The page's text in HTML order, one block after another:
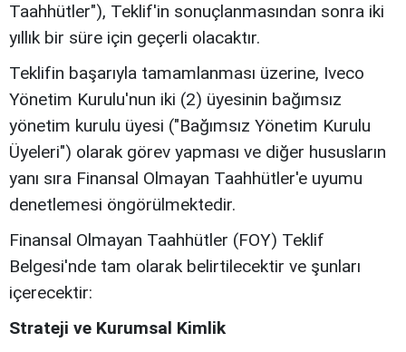
Taahhütler"), Teklif'in sonuçlanmasından sonra iki
yıllık bir süre için geçerli olacaktır.
Teklifin başarıyla tamamlanması üzerine, Iveco
Yönetim Kurulu'nun iki (2) üyesinin bağımsız
yönetim kurulu üyesi ("Bağımsız Yönetim Kurulu
Üyeleri") olarak görev yapması ve diğer hususların
yanı sıra Finansal Olmayan Taahhütler'e uyumu
denetlemesi öngörülmektedir.
Finansal Olmayan Taahhütler (FOY) Teklif
Belgesi'nde tam olarak belirtilecektir ve şunları
içerecektir:
Strateji ve Kurumsal Kimlik